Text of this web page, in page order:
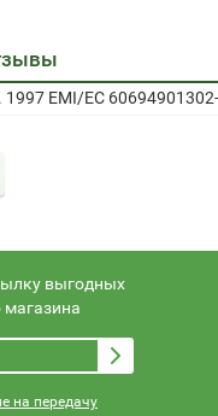
EMI/EC
выгодных
на передачу